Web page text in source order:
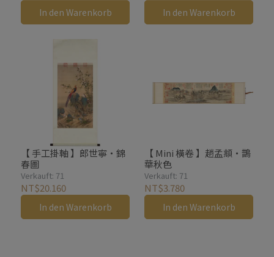
In den Warenkorb In den Warenkorb
【 手工掛軸 】郎世寧・錦
春圖
Verkauft: 71
NT$20.160
In den Warenkorb
【 Mini 橫卷 】趙孟頫・鵲
華秋色
Verkauft: 71
NT$3.780
In den Warenkorb